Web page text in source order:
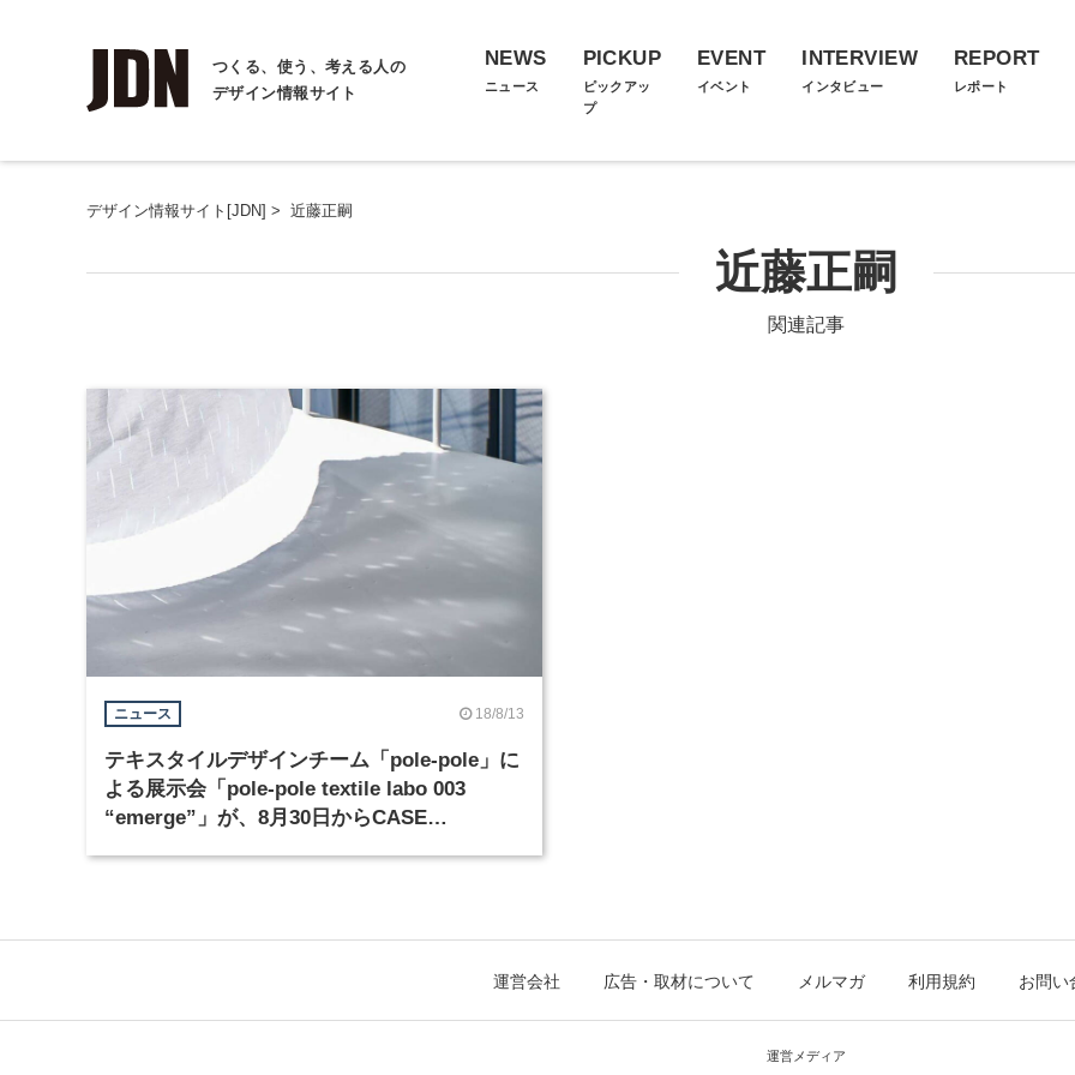
つくる、使う、考える人の
デザイン情報サイト
NEWS
ニュース
PICKUP
ピックアッ
プ
EVENT
イベント
INTERVIEW
インタビュー
REPORT
レポート
デザイン情報サイト[JDN] > 近藤正嗣
近藤正嗣
関連記事
ニュース 18/8/13
テキスタイルデザインチーム「pole-pole」に
よる展示会「pole-pole textile labo 003
“emerge”」が、8月30日からCASE
運営会社 広告・取材について メルマガ 利用規約 お問い
運営メディア